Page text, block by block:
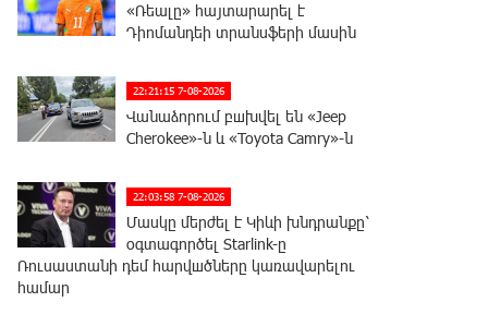
«Ռեալը» հայտարարել է
Դիոմանդեի տրանսֆերի մասին
22:21:15 7-08-2026
Վանաձորում բшխվել են «Jeep
Cherokee»-ն և «Toyota Camry»-ն
22:03:58 7-08-2026
Մասկը մերժել է Կիևի խնդրանքը՝
օգտագործել Starlink-ը
Ռուսաստանի դեմ հարվшծները կառավարելու
համար